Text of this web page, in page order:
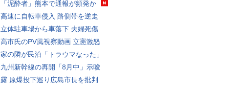
「泥酔者」熊本で通報が頻発か
高速に自転車侵入 路側帯を逆走
立体駐車場から車落下 夫婦死傷
高市氏のPV風視察動画 立憲激怒
家の隣が民泊「トラウマなった」
九州新幹線の再開「8月中」示唆
露 原爆投下巡り広島市長を批判